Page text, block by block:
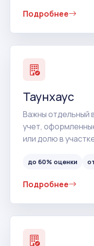
Подробнее
Таунхаус
Важны отдельный
учет,
или долю в
до 60% оценки
Подробнее